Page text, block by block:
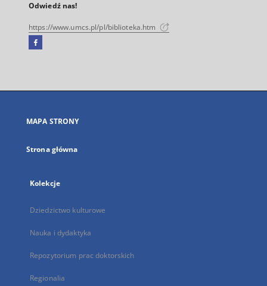
Odwiedź nas!
https://www.umcs.pl/pl/biblioteka.htm
Facebook
się
karcie
MAPA STRONY
Strona główna
Kolekcje
Dziedzictwo kulturowe
Nauka i dydaktyka
Repozytorium prac doktorskich
Regionalia